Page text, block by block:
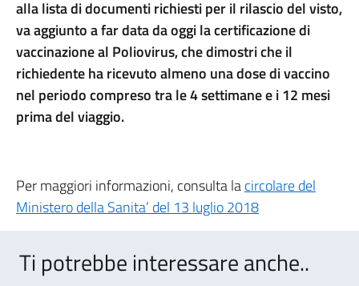
alla lista di documenti richiesti per il rilascio del visto,
va aggiunto a far data da oggi la certificazione di
vaccinazione al Poliovirus, che dimostri che il
richiedente ha ricevuto almeno una dose di vaccino
nel periodo compreso tra le 4 settimane e i 12 mesi
prima del viaggio.
Per maggiori informazioni, consulta lacircolare del
Ministero della Sanita’ del 13 luglio 2018
Ti potrebbe interessare anche..